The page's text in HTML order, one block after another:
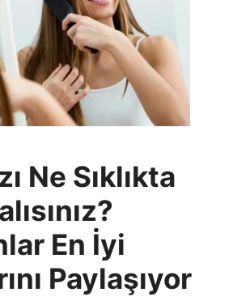
Ne Sıklıkta
En İyi
Paylaşıyor